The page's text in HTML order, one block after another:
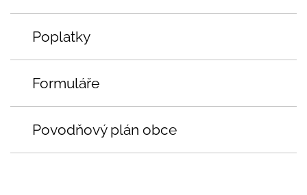
Poplatky
Formuláře
Povodňový plán obce